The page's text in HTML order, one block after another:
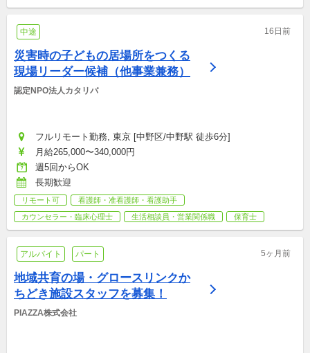
中途 16日前
災害時の子どもの居場所をつくる
現場リーダー候補（他事業兼務）
認定NPO法人カタリバ
フルリモート勤務, 東京 [中野区/中野駅 徒歩6分]
月給265,000〜340,000円
週5回からOK
長期歓迎
リモート可
看護師・准看護師・看護助手
カウンセラー・臨床心理士
生活相談員・営業関係職 保育士
アルバイト パート 5ヶ月前
地域共育の場・グロースリンクか
ちどき施設スタッフを募集！
PIAZZA株式会社